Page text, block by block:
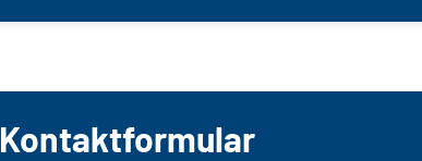
Kontaktformular